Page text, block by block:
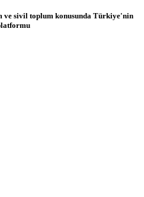
ve sivil toplum konusunda Türkiye'nin